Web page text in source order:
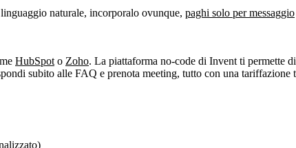
naturale, incorporalo ovunque, paghi solo per messaggio
HubSpot o Zoho. La piattaforma no-code di Invent ti permette
subito alle FAQ e prenota meeting, tutto con una tariffazione